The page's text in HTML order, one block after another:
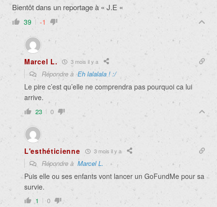
Bientôt dans un reportage à « J.E «
39 -1
Marcel L. 3 mois il y a
Répondre àEh lalalala ! :/
Le pire c’est qu’elle ne comprendra pas pourquoi ca lui
arrive.
23 0
L'esthéticienne 3 mois il y a
Répondre à Marcel L.
Puis elle ou ses enfants vont lancer un GoFundMe pour sa
survie.
1 0